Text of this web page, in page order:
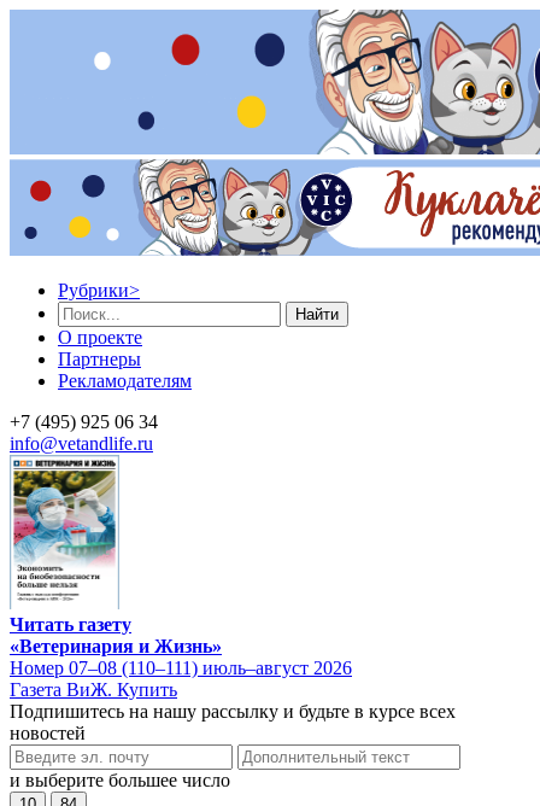
Рубрики>
Найти
О проекте
Партнеры
Рекламодателям
+7 (495) 925 06 34
info@vetandlife.ru
Читать газету
«Ветеринария и Жизнь»
Номер 07–08 (110–111) июль–август 2026
Газета ВиЖ. Купить
Подпишитесь на нашу рассылку и будьте в курсе всех
новостей
и выберите большее число